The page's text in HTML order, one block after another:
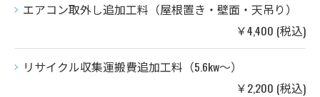
エアコン取外し追加工料（屋根置き・壁面・天吊り）
￥4,400 (税込)
リサイクル収集運搬費追加工料（5.6kw～）
￥2,200 (税込)